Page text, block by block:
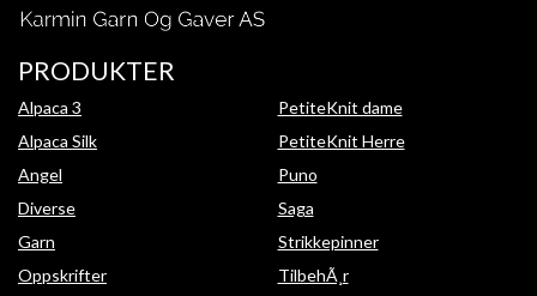
PRODUKTER
Alpaca 3
Alpaca Silk
Angel
Diverse
Garn
Oppskrifter
PetiteKnit dame
PetiteKnit Herre
Puno
Saga
Strikkepinner
TilbehÃ¸r